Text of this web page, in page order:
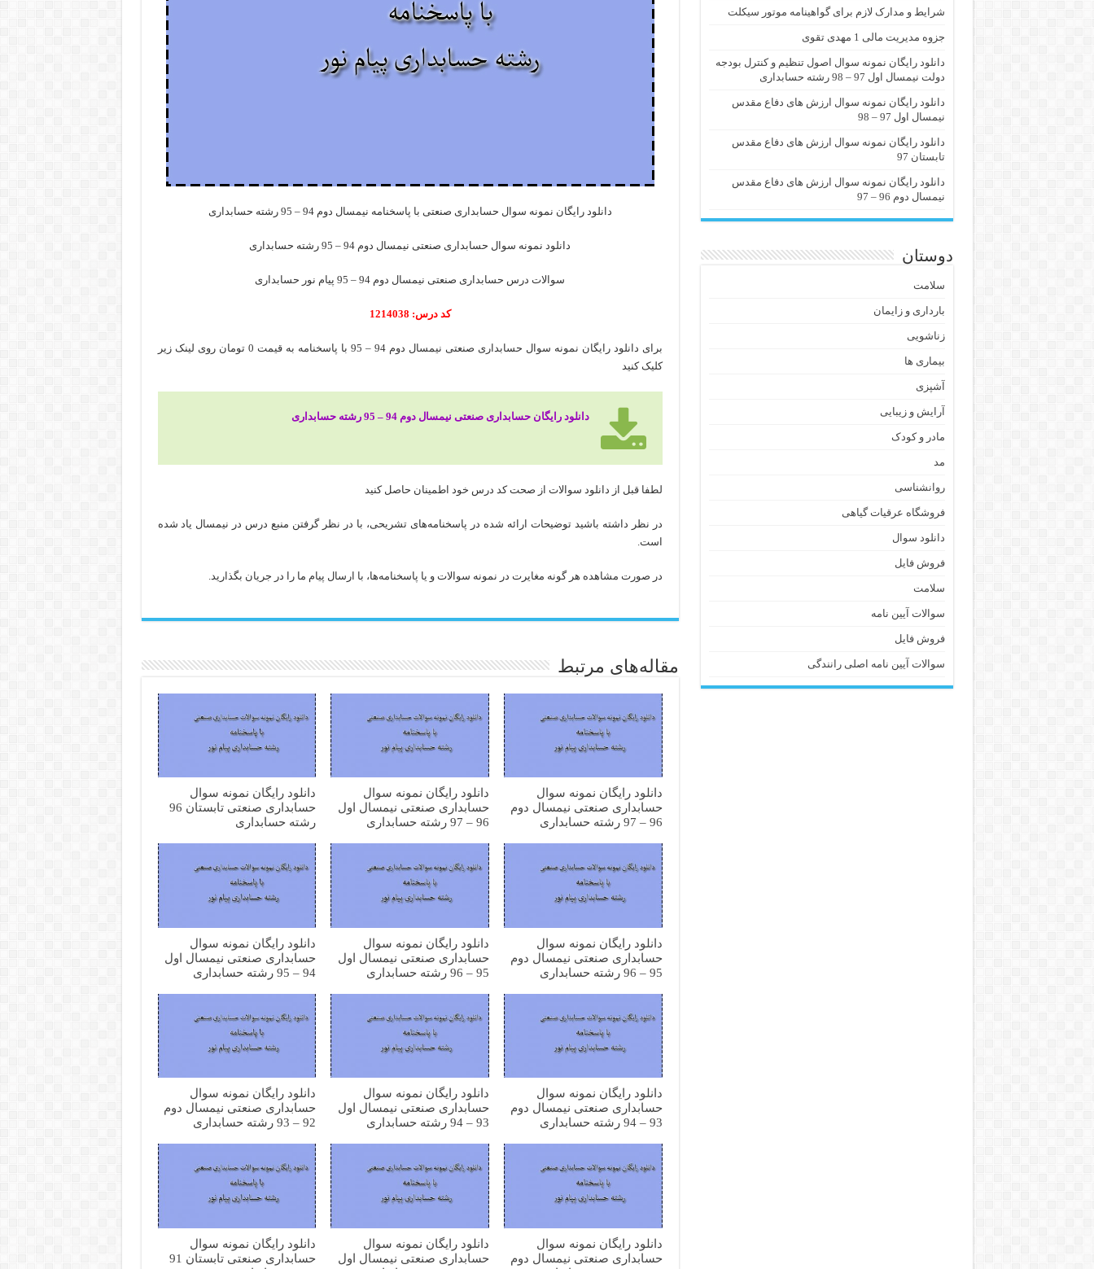
دانلود رایگان نمونه سوال حسابداری صنعتی با پاسخنامه نیمسال دوم 94 – 95 رشته حسابداری
دانلود نمونه سوال حسابداری صنعتی نیمسال دوم 94 – 95 رشته حسابداری
سوالات درس حسابداری صنعتی نیمسال دوم 94 – 95 پیام نور حسابداری
کد درس: 1214038
برای دانلود رایگان نمونه سوال حسابداری صنعتی نیمسال دوم 94 – 95 با پاسخنامه به قیمت 0 تومان روی لینک زیر
کلیک کنید
دانلود رایگان حسابداری صنعتی نیمسال دوم 94 – 95 رشته حسابداری
لطفا قبل از دانلود سوالات از صحت کد درس خود اطمینان حاصل کنید
در نظر داشته باشید توضیحات ارائه شده در پاسخنامه‌های تشریحی، با در نظر گرفتن منبع درس در نیمسال یاد شده
است.
در صورت مشاهده هر گونه مغایرت در نمونه سوالات و یا پاسخنامه‌ها، با ارسال پیام ما را در جریان بگذارید.
مقاله‌های مرتبط
دانلود رایگان نمونه سوال
حسابداری صنعتی نیمسال دوم
96 – 97 رشته حسابداری
دانلود رایگان نمونه سوال
حسابداری صنعتی نیمسال اول
96 – 97 رشته حسابداری
دانلود رایگان نمونه سوال
حسابداری صنعتی تابستان 96
رشته حسابداری
دانلود رایگان نمونه سوال
حسابداری صنعتی نیمسال دوم
95 – 96 رشته حسابداری
دانلود رایگان نمونه سوال
حسابداری صنعتی نیمسال اول
95 – 96 رشته حسابداری
دانلود رایگان نمونه سوال
حسابداری صنعتی نیمسال اول
94 – 95 رشته حسابداری
دانلود رایگان نمونه سوال
حسابداری صنعتی نیمسال دوم
93 – 94 رشته حسابداری
دانلود رایگان نمونه سوال
حسابداری صنعتی نیمسال اول
93 – 94 رشته حسابداری
دانلود رایگان نمونه سوال
حسابداری صنعتی نیمسال دوم
92 – 93 رشته حسابداری
دانلود رایگان نمونه سوال
حسابداری صنعتی نیمسال دوم
دانلود رایگان نمونه سوال
حسابداری صنعتی نیمسال اول
دانلود رایگان نمونه سوال
حسابداری صنعتی تابستان 91
شرایط و مدارک لازم برای گواهینامه موتور سیکلت
جزوه مدیریت مالی 1 مهدی تقوی
دانلود رایگان نمونه سوال اصول تنظیم و کنترل بودجه
دولت نیمسال اول 97 – 98 رشته حسابداری
دانلود رایگان نمونه سوال ارزش های دفاع مقدس
نیمسال اول 97 – 98
دانلود رایگان نمونه سوال ارزش های دفاع مقدس
تابستان 97
دانلود رایگان نمونه سوال ارزش های دفاع مقدس
نیمسال دوم 96 – 97
دوستان
سلامت
بارداری و زایمان
زناشویی
بیماری ها
آشپزی
آرایش و زیبایی
مادر و کودک
مد
روانشناسی
فروشگاه عرقیات گیاهی
دانلود سوال
فروش فایل
سلامت
سوالات آیین نامه
فروش فایل
سوالات آیین نامه اصلی رانندگی